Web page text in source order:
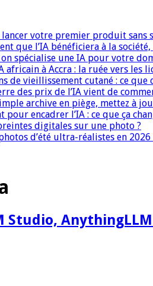
votre premier produit sans
que l’IA bénéficiera à la
spécialise une IA pour votre
à Accra : la ruée vers les
de vieillissement cutané : ce
des prix de l’IA vient de
archive en piège, mettez à
pour encadrer l’IA : ce que ça
digitales sur une photo ?
d’été ultra-réalistes en
Studio,